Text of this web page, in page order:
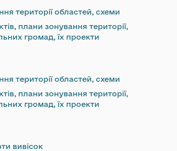
території областей, схеми
плани зонування території,
громад, їх проекти
території областей, схеми
плани зонування території,
громад, їх проекти
вивісок